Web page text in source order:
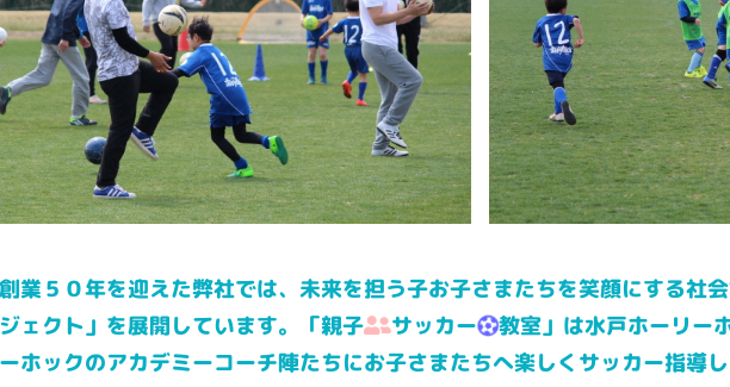
業５０年を迎えた弊社では、未来を担う子お子さまたちを笑顔にする社
ェクト」を展開しています。「親子
サッカー
教室」は水戸ホーリー
ホックのアカデミーコーチ陣たちにお子さまたちへ楽しくサッカー指導